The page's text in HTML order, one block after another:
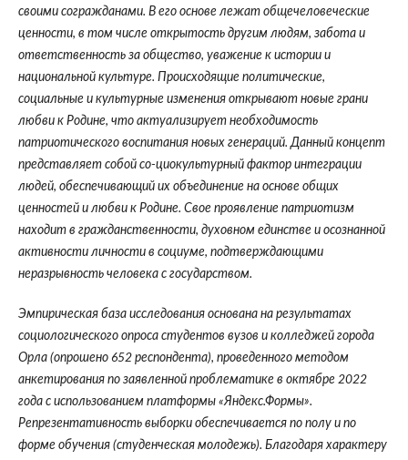
своими согражданами. В его основе лежат общечеловеческие
ценности, в том числе открытость другим людям, забота и
ответственность за общество, уважение к истории и
национальной культуре. Происходящие политические,
социальные и культурные изменения открывают новые грани
любви к Родине, что актуализирует необходимость
патриотического воспитания новых генераций. Данный концепт
представляет собой со-циокультурный фактор интеграции
людей, обеспечивающий их объединение на основе общих
ценностей и любви к Родине. Свое проявление патриотизм
находит в гражданственности, духовном единстве и осознанной
активности личности в социуме, подтверждающими
неразрывность человека с государством.
Эмпирическая база исследования основана на результатах
социологического опроса студентов вузов и колледжей города
Орла (опрошено 652 респондента), проведенного методом
анкетирования по заявленной проблематике в октябре 2022
года с использованием платформы «Яндекс.Формы».
Репрезентативность выборки обеспечивается по полу и по
форме обучения (студенческая молодежь). Благодаря характеру